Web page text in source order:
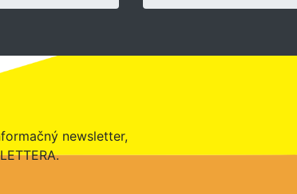
newsletter,